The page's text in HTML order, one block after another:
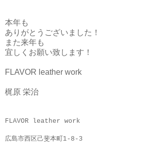
本年も
ありがとうございました！
また来年も
宜しくお願い致します！
FLAVOR leather work
梶原 栄治
FLAVOR leather work
広島市西区己斐本町1-8-3